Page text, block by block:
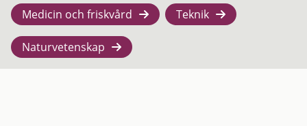
Medicin och friskvård Teknik
Naturvetenskap